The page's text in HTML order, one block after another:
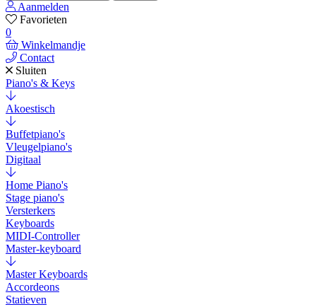
Aanmelden
Favorieten
0
Winkelmandje
Contact
Sluiten
Piano's & Keys
Akoestisch
Buffetpiano's
Vleugelpiano's
Digitaal
Home Piano's
Stage piano's
Versterkers
Keyboards
MIDI-Controller
Master-keyboard
Master Keyboards
Accordeons
Statieven